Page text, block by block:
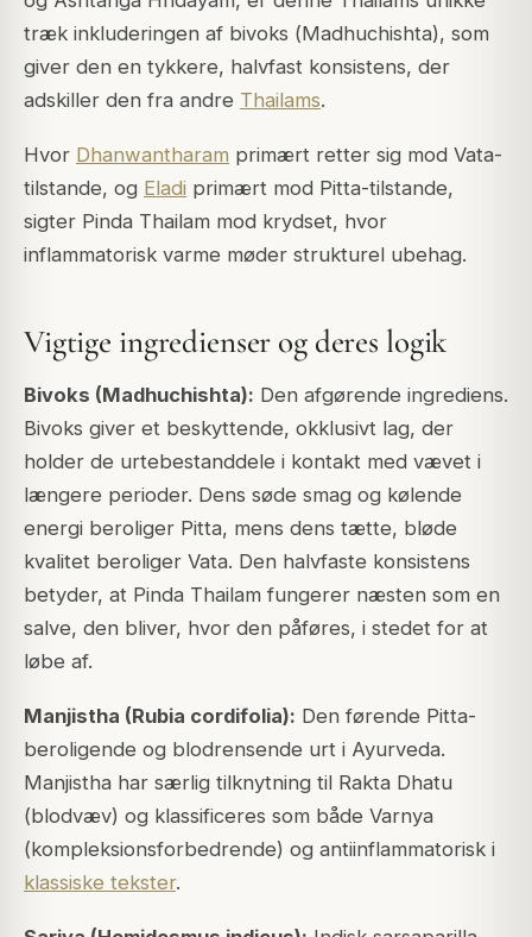
træk inkluderingen af bivoks (Madhuchishta), som
giver den en tykkere, halvfast konsistens, der
adskiller den fra andre Thailams.
Hvor Dhanwantharam primært retter sig mod Vata-
tilstande, og Eladi primært mod Pitta-tilstande,
sigter Pinda Thailam mod krydset, hvor
inflammatorisk varme møder strukturel ubehag.
Vigtige ingredienser og deres logik
Bivoks (Madhuchishta): Den afgørende ingrediens.
Bivoks giver et beskyttende, okklusivt lag, der
holder de urtebestanddele i kontakt med vævet i
længere perioder. Dens søde smag og kølende
energi beroliger Pitta, mens dens tætte, bløde
kvalitet beroliger Vata. Den halvfaste konsistens
betyder, at Pinda Thailam fungerer næsten som en
salve, den bliver, hvor den påføres, i stedet for at
løbe af.
Manjistha (Rubia cordifolia): Den førende Pitta-
beroligende og blodrensende urt i Ayurveda.
Manjistha har særlig tilknytning til Rakta Dhatu
(blodvæv) og klassificeres som både Varnya
(kompleksionsforbedrende) og antiinflammatorisk i
klassiske tekster.